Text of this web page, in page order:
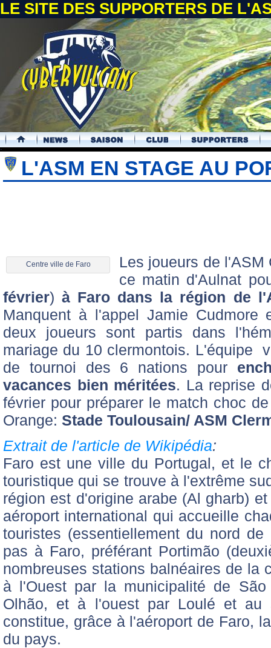
LE SITE DES SUPPORTERS DE
.
L'ASM EN STAGE AU
Centre ville de Faro
Les joueurs de l'ASM
ce matin d'Aulnat
février)à Faro dans la région de
Manquent à l'appel Jamie
deux joueurs sont partis dans
mariage du 10 clermontois. L'équipe
de tournoi des 6 nations pour
vacances bien méritées. La reprise
février pour préparer le match choc
Orange: Stade Toulousain/ ASM
Extrait de l'article de Wikipédia:
Faro est une ville du Portugal, et le
touristique qui se trouve à l'extrême
région est d'origine arabe (Al gharb)
aéroport international qui accueille
touristes (essentiellement du nord
pas à Faro, préférant Portimão
nombreuses stations balnéaires de la
à l'Ouest par la municipalité de
Olhão, et à l'ouest par Loulé et au
constitue, grâce à l'aéroport de Faro,
du pays.